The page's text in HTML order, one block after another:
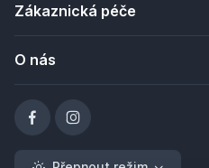
Zákaznická péče
O nás